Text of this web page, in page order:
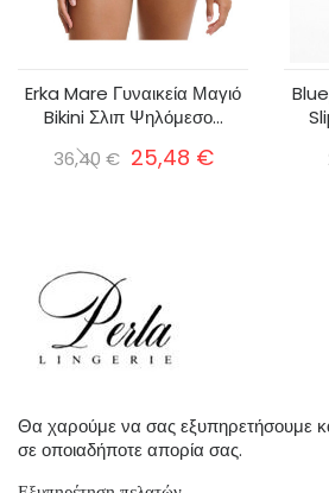
Erka Mare Γυναικεία Μαγιό
Bikini Σλιπ Ψηλόμεσο...
36,40 € 25,48 €
Θα χαρούμε να σας εξυπηρετήσουμε
σε οποιαδήποτε απορία σας.